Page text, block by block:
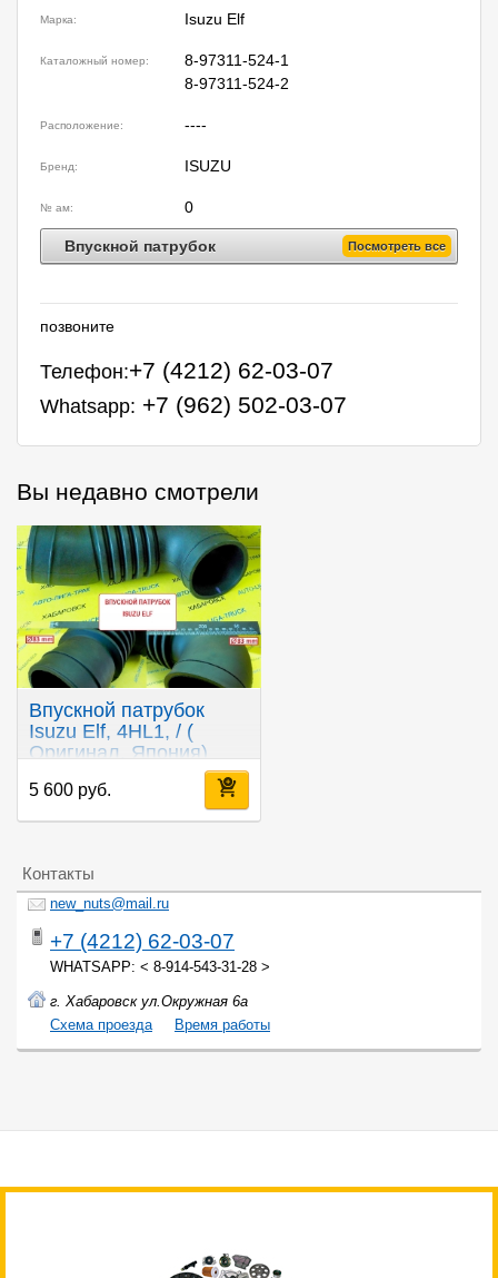
Марка: Isuzu Elf
Каталожный номер:
8-97311-524-1
8-97311-524-2
Расположение: ----
Бренд: ISUZU
№ ам: 0
Впускной патрубок Посмотреть все
позвоните
Телефон:+7 (4212) 62-03-07
Whatsapp: +7 (962) 502-03-07
Вы недавно смотрели
Впускной патрубок
Isuzu Elf, 4HL1, / (
Оригинал, Япония)
5 600 руб.
Контакты
new_nuts@mail.ru
+7 (4212) 62-03-07
WHATSAPP: < 8-914-543-31-28 >
г. Хабаровск ул.Окружная 6а
Cхема проезда
Время работы